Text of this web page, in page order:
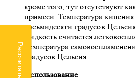
кроме того, тут отсутствуют
примеси. Температура кипения
восьмидесяти градусов
жидкость считается
Температура
градусов Цельсия.
Использование